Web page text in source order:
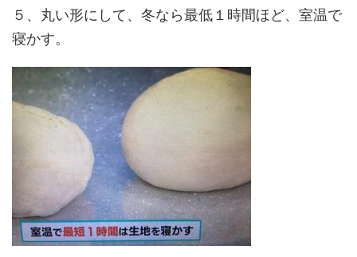
５、丸い形にして、冬なら最低１時間ほど、室温で
寝かす。